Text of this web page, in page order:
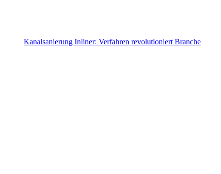
Kanalsanierung Inliner: Verfahren revolutioniert Branche